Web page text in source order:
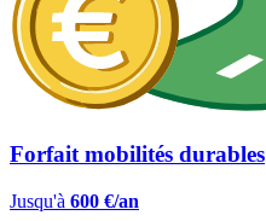
Forfait mobilités durables
Jusqu'à 600 €/an